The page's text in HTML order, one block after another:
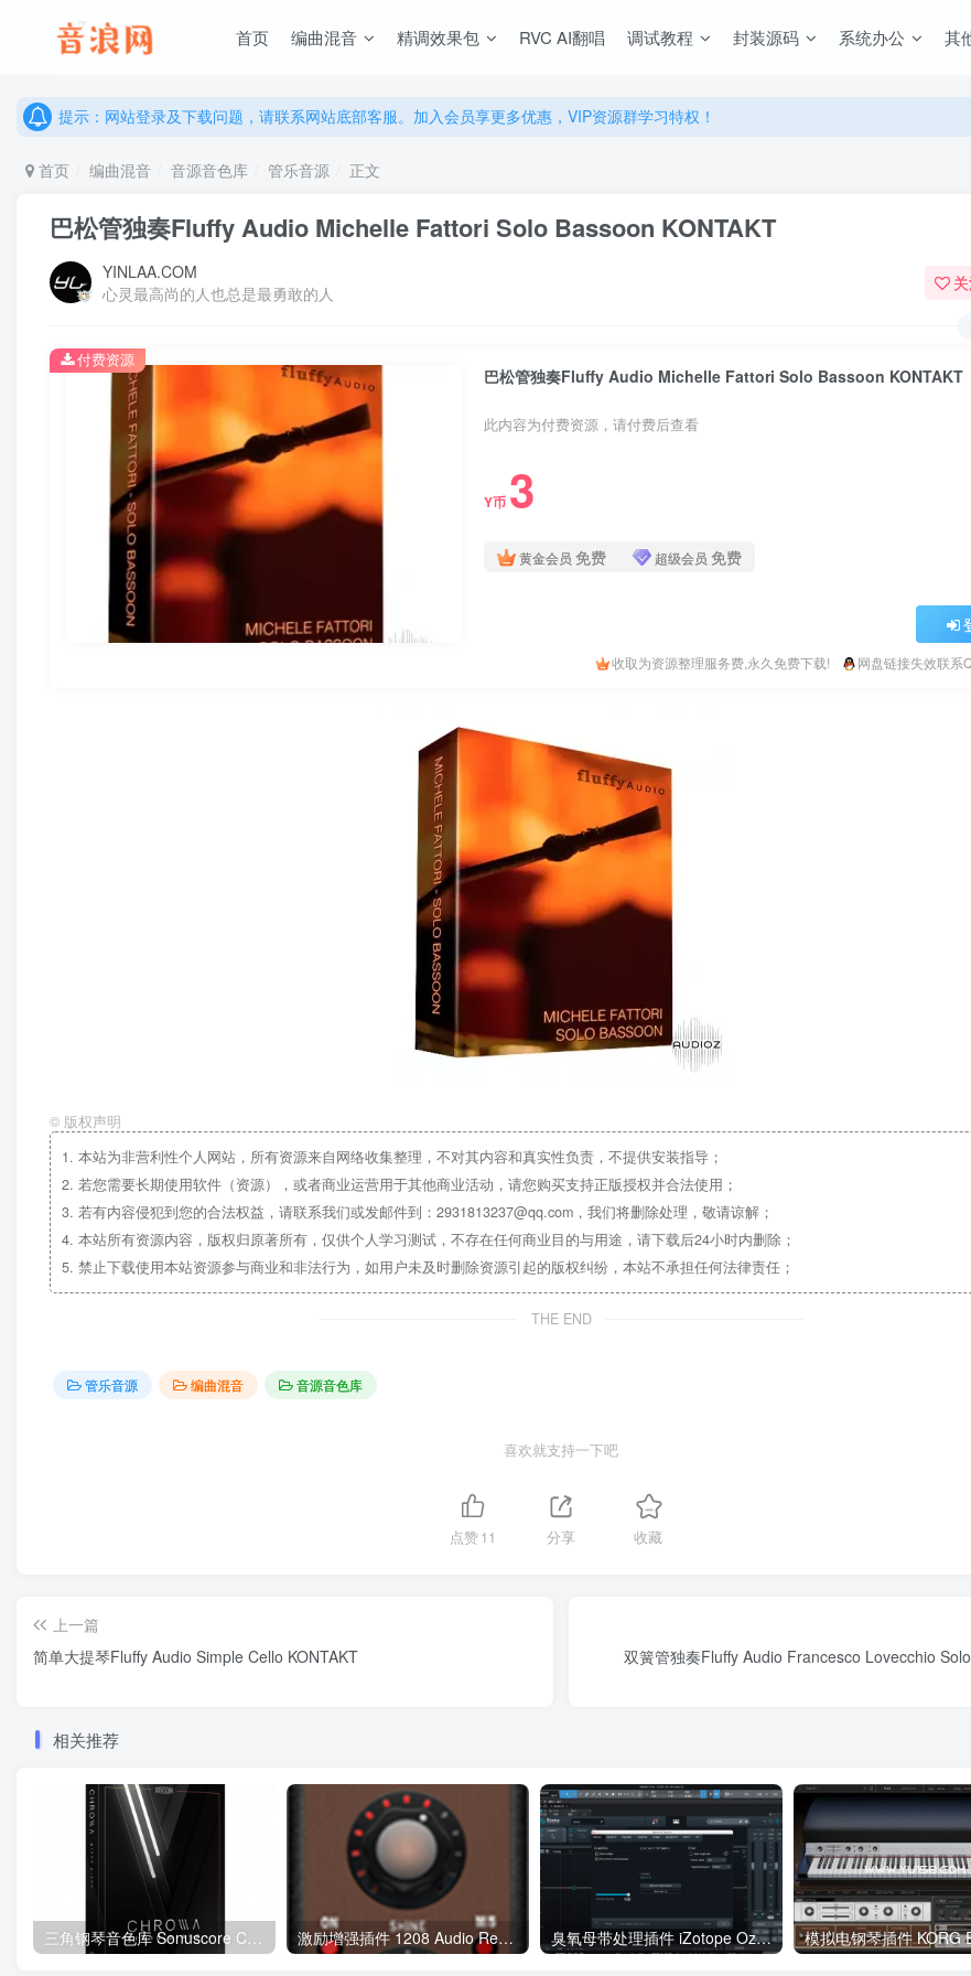
首页 编曲混音 精调效果包 RVC AI翻唱 调试教程 封装源码 系统办公 其
提示：网站登录及下载问题，请联系网站底部客服。加入会员享更多优惠，VIP资源群学习特权！
提示：网站登录及下载问题，请联系网站底部客服。加入会员享更多优惠，VIP资源群学习特权！
首页 编曲混音 音源音色库 管乐音源 正文
巴松管独奏Fluffy Audio Michelle Fattori Solo Bassoon KONTAKT
YINLAA.COM
心灵最高尚的人也总是最勇敢的人
巴松管独奏Fluffy Audio Michelle Fattori Solo Bassoon KONTAKT
此内容为付费资源，请付费后查看
Y币 3
黄金会员 免费 超级会员 免费
收取为资源整理服务费,永久免费下载! 网盘链接失效联系
付费资源
© 版权声明
1. 本站为非营利性个人网站，所有资源来自网络收集整理，不对其内容和真实性负责，不提供安装指导；
2. 若您需要长期使用软件（资源），或者商业运营用于其他商业活动，请您购买支持正版授权并合法使用；
3. 若有内容侵犯到您的合法权益，请联系我们或发邮件到：2931813237@qq.com，我们将删除处理，敬请谅解；
4. 本站所有资源内容，版权归原著所有，仅供个人学习测试，不存在任何商业目的与用途，请下载后24小时内删除；
5. 禁止下载使用本站资源参与商业和非法行为，如用户未及时删除资源引起的版权纠纷，本站不承担任何法律责任；
THE END
管乐音源 编曲混音 音源音色库
喜欢就支持一下吧
点赞11 分享 收藏
上一篇
简单大提琴Fluffy Audio Simple Cello KONTAKT
双簧管独奏Fluffy Audio Francesco Lovecchio
相关推荐
三角钢琴音色库 Sonuscore Chroma – Grand Piano v1.1.0 KONTAKT 激励增强插件 1208 Audio Reviber v1.5.0 x64 臭氧母带处理插件 iZotope Ozone Advanced 10.4.0 WIN